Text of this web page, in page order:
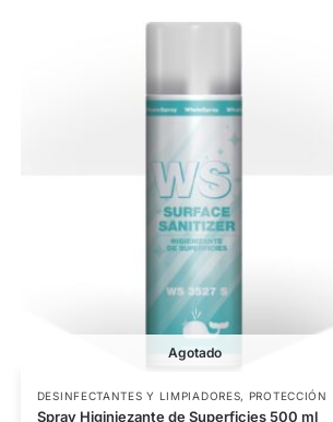
Agotado
DESINFECTANTES Y LIMPIADORES, PROTECCIÓN
Spray Higiniezante de Superficies 500 ml